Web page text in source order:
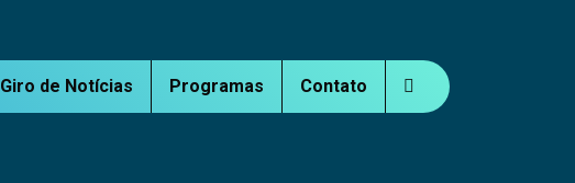
Giro de Notícias Programas Contato